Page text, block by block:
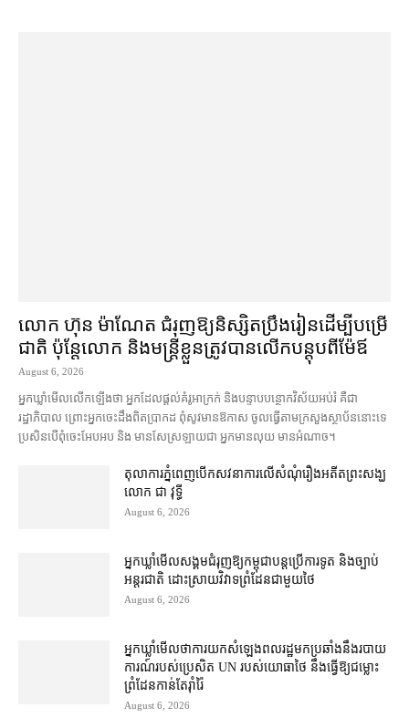
លោក ហ៊ុន ម៉ាណែត ជំរុញ​ឱ្យ​និស្សិត​ប្រឹងរៀន​ដើម្បី​បម្រើ​
ជាតិ ប៉ុន្តែ​លោក និង​មន្ត្រី​​ខ្លួន​ត្រូវ​បាន​លើក​បន្តុប​ពី​ម៉ែឪ
August 6, 2026
អ្នកឃ្លាំមើល​លើកឡើង​ថា អ្នក​ដែល​ផ្ដល់​គំរូ​អាក្រក់ និង​បន្ទាបបន្ថោក​វិស័យ​អប់រំ គឺជា​
រដ្ឋាភិបាល ព្រោះ​អ្នកចេះដឹង​ពិតប្រាកដ ពុំ​សូវ​មានឱកាស ចូល​ធ្វើតាម​ក្រសួង​ស្ថាប័ន​នោះ​ទេ
ប្រសិនបើ​ពុំ​ចេះ​អែបអប និង មាន​សែស្រឡាយ​ជា អ្នកមាន​លុយ មានអំណាច។
តុលាការ​ភ្នំពេញ​​បើកសវនាការ​លើ​សំណុំរឿង​​អតីត​ព្រះសង្ឃ
លោក ជា វុទ្ធី
August 6, 2026
អ្នកឃ្លាំមើល​សង្គម​ជំរុញ​ឱ្យ​កម្ពុជា​បន្ត​ប្រើ​ការទូត និង​ច្បាប់​
អន្តរជាតិ ដោះស្រាយ​វិវាទ​ព្រំដែន​ជាមួយ​ថៃ
August 6, 2026
អ្នកឃ្លាំមើល​ថា​ការ​យក​សំឡេង​ពលរដ្ឋ​មក​ប្រឆាំង​នឹង​របាយ
ការណ៍​របស់​ប្រេសិត UN របស់​យោធា​ថៃ នឹង​ធ្វើ​ឱ្យ​ជម្លោះ
ព្រំដែន​កាន់តែ​រ៉ាំរ៉ៃ
August 6, 2026